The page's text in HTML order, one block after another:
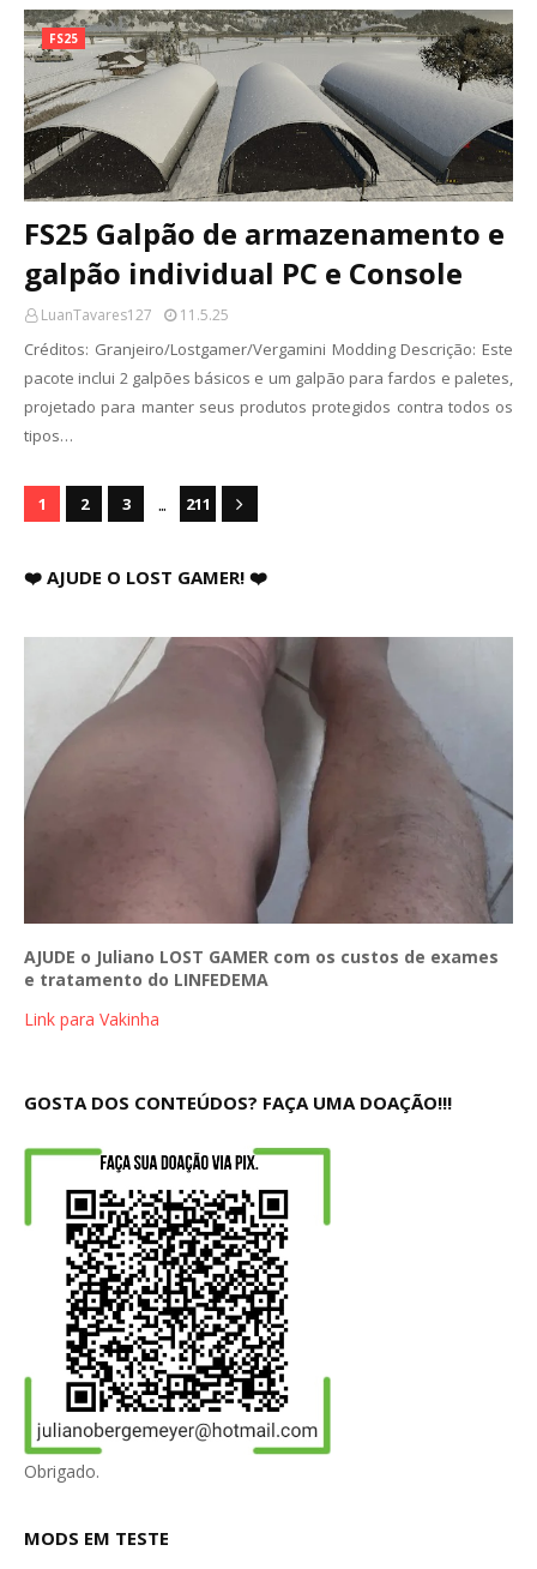
FS25
FS25 Galpão de armazenamento e
galpão individual PC e Console
LuanTavares127 11.5.25
Créditos: Granjeiro/Lostgamer/Vergamini Modding Descrição: Este
pacote inclui 2 galpões básicos e um galpão para fardos e paletes,
projetado para manter seus produtos protegidos contra todos os
tipos…
1 2 3 ... 211
❤️ AJUDE O LOST GAMER! ❤️
AJUDE o Juliano LOST GAMER com os custos de exames
e tratamento do LINFEDEMA
Link para Vakinha
GOSTA DOS CONTEÚDOS? FAÇA UMA DOAÇÃO!!!
Obrigado.
MODS EM TESTE